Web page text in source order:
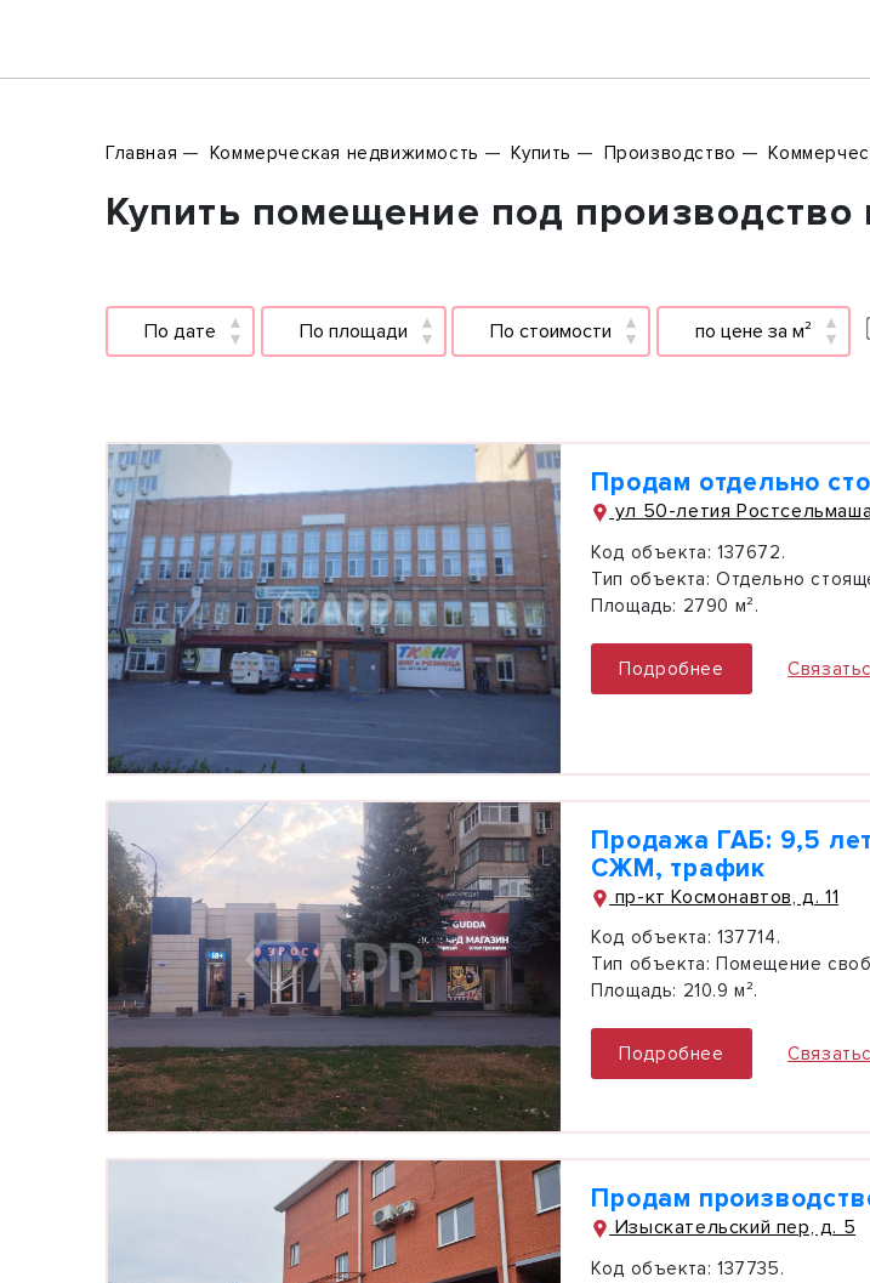
Главная Коммерческая недвижимость Купить Производство
Купить помещение под производство
По дате По площади По стоимости по цене за м²
Продам отдельно
ул 50-летия
Код объекта: 137672.
Тип объекта: Отдельно
Площадь: 2790 м².
Подробнее
Продажа ГАБ: 9,5
СЖМ, трафик
пр-кт Космонавтов, д. 11
Код объекта: 137714.
Тип объекта: Помещение
Площадь: 210.9 м².
Подробнее
Продам
Изыскательский пер, д. 5
Код объекта: 137735.